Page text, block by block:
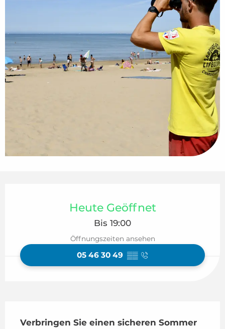
Heute Geöffnet
Bis 19:00
Öffnungszeiten ansehen
05 46 30 49 ▒▒
Verbringen Sie einen sicheren Sommer